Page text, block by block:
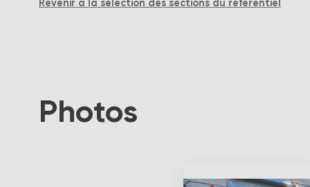
Revenir à la sélection des sections du référentiel
Photos